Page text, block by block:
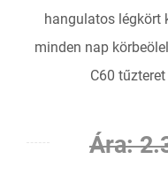
hangulatos légkört
minden nap
C60
Ára: